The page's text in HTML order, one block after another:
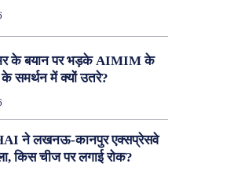
के बयान पर भड़के AIMIM के
समर्थन में क्यों उतरे?
ने लखनऊ-कानपुर एक्सप्रेसवे
किस चीज पर लगाई रोक?